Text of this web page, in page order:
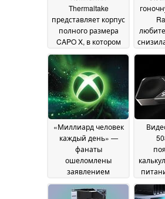
Thermaltake
представляет корпус
полного размера
CAPO X, в котором
можно разместить
две отдельные
системы14 July 2026
до 6
«Миллиард человек
каждый день» —
фанаты
ошеломлены
заявлением
генерального
директора Xbox